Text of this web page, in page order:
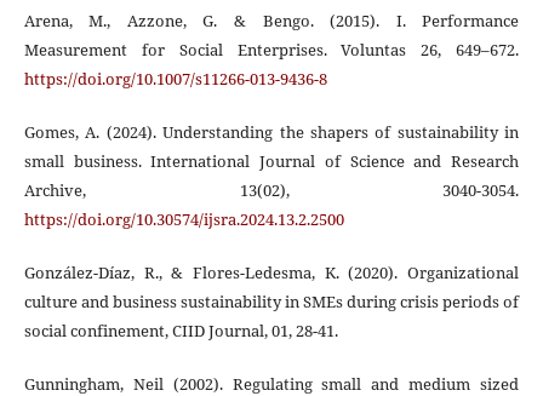
Arena, M., Azzone, G. & Bengo. (2015). I. Performance
Measurement for Social Enterprises. Voluntas 26, 649–672.
https://doi.org/10.1007/s11266-013-9436-8
Gomes, A. (2024). Understanding the shapers of sustainability in
small business. International Journal of Science and Research
Archive, 13(02), 3040-3054.
https://doi.org/10.30574/ijsra.2024.13.2.2500
González-Díaz, R., & Flores-Ledesma, K. (2020). Organizational
culture and business sustainability in SMEs during crisis periods of
social confinement, CIID Journal, 01, 28-41.
Gunningham, Neil (2002). Regulating small and medium sized